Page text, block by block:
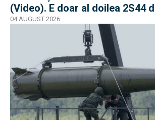
(Video). E doar al doilea 2S44
război
04 AUGUST 2026